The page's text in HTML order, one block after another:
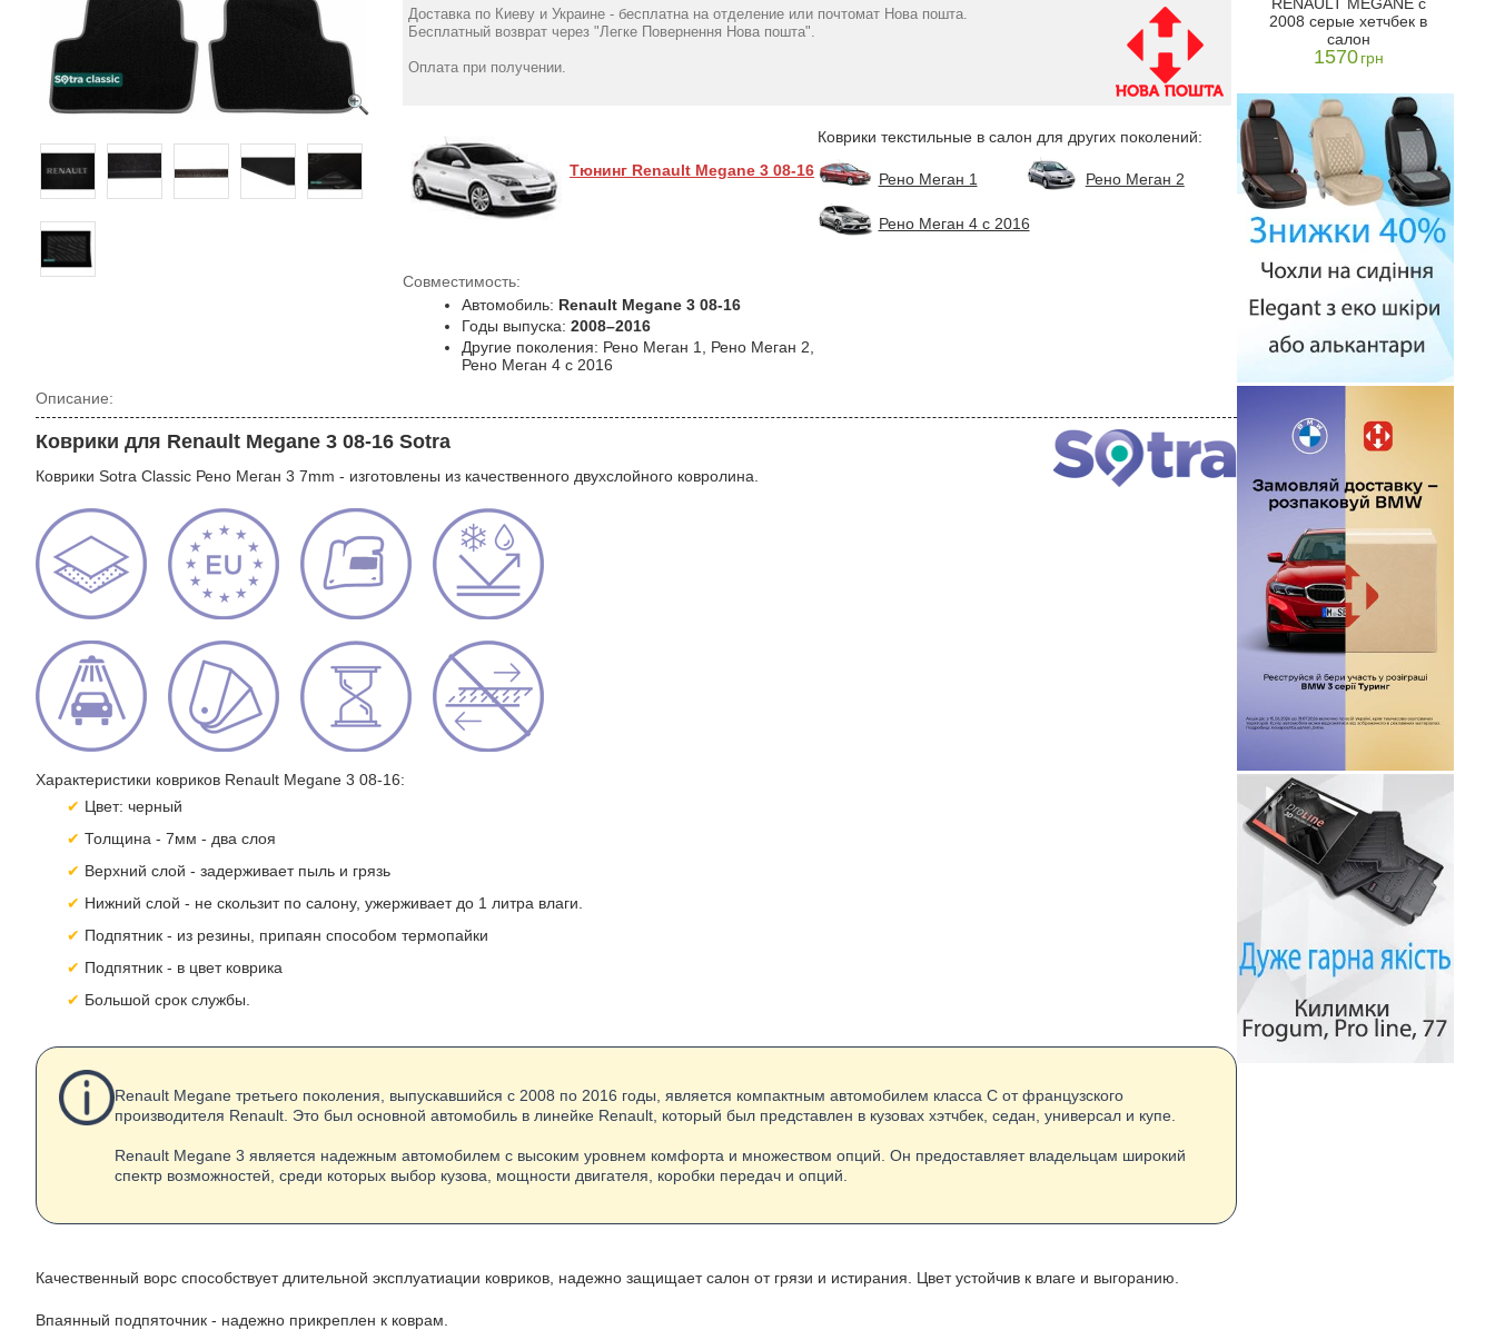
Доставка по Киеву и Украине - бесплатна на отделение или почтомат Нова пошта.
Бесплатный возврат через "Легке Повернення Нова пошта".
Оплата при получении.
Тюнинг Renault Megane 3 08-16
Совместимость:
Автомобиль: Renault Megane 3 08-16
Годы выпуска: 2008–2016
Другие поколения: Рено Меган 1, Рено Меган 2,
Рено Меган 4 с 2016
Коврики текстильные в салон для других поколений:
Рено Меган 1 Рено Меган 2
Рено Меган 4 с 2016
Описание:
Коврики для Renault Megane 3 08-16 Sotra
Коврики Sotra Classic Рено Меган 3 7mm - изготовлены из качественного двухслойного ковролина.
Характеристики ковриков Renault Megane 3 08-16:
Цвет: черный
Толщина - 7мм - два слоя
Верхний слой - задерживает пыль и грязь
Нижний слой - не скользит по салону, ужерживает до 1 литра влаги.
Подпятник - из резины, припаян способом термопайки
Подпятник - в цвет коврика
Большой срок службы.
Renault Megane третьего поколения, выпускавшийся с 2008 по 2016 годы, является компактным автомобилем класса C от французского
производителя Renault. Это был основной автомобиль в линейке Renault, который был представлен в кузовах хэтчбек, седан, универсал и купе.
Renault Megane 3 является надежным автомобилем с высоким уровнем комфорта и множеством опций. Он предоставляет владельцам широкий
спектр возможностей, среди которых выбор кузова, мощности двигателя, коробки передач и опций.
Качественный ворс способствует длительной эксплуатиации ковриков, надежно защищает салон от грязи и истирания. Цвет устойчив к влаге и выгоранию.
Впаянный подпяточник - надежно прикреплен к коврам.
2008 универсал черные
в салон
1570
салон
1570
(хэтчбек)(mkIII) 2008-
2016 Pro-Eco
(универсал)(mkIII) 2008-
2016 Pro-Eco
1099грн
2008 серые хетчбек в
салон
1570 грн